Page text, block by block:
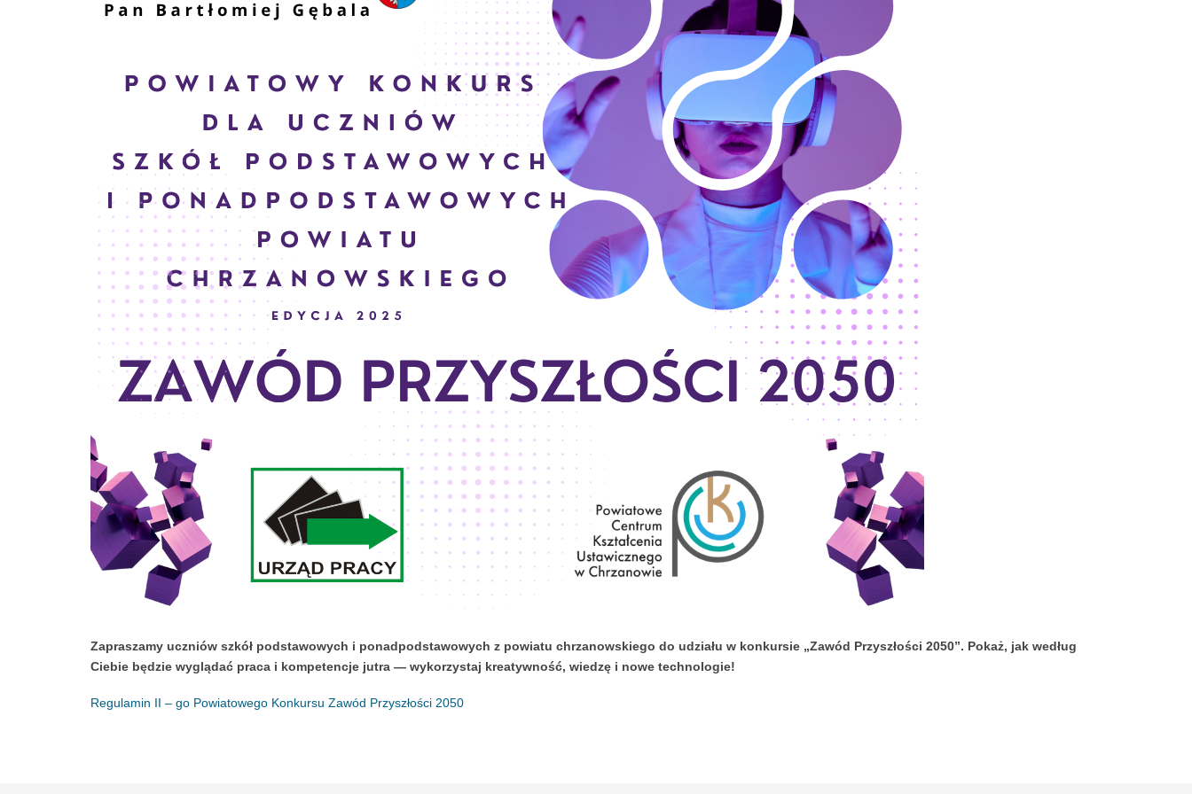
Zapraszamy uczniów szkół podstawowych i ponadpodstawowych z powiatu chrzanowskiego do udziału w konkursie „Zawód Przyszłości 2050”. Pokaż, jak według
Ciebie będzie wyglądać praca i kompetencje jutra — wykorzystaj kreatywność, wiedzę i nowe technologie!
Regulamin II – go Powiatowego Konkursu Zawód Przyszłości 2050